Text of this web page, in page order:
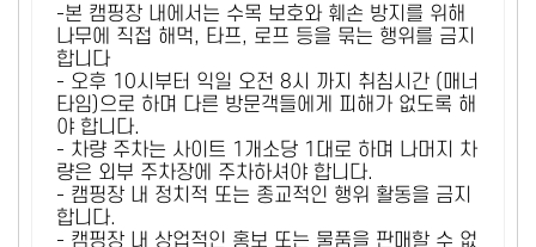
-본 캠핑장 내에서는 수목 보호와 훼손 방지를 위해
나무에 직접 해먹, 타프, 로프 등을 묶는 행위를 금지
합니다
- 오후 10시부터 익일 오전 8시 까지 취침시간 (매너
타임)으로 하며 다른 방문객들에게 피해가 없도록 해
야 합니다.
- 차량 주차는 사이트 1개소당 1대로 하며 나머지 차
량은 외부 주차장에 주차하셔야 합니다.
- 캠핑장 내 정치적 또는 종교적인 행위 활동을 금지
합니다.
- 캠핑장 내 상업적인 홍보 또는 물품을 판매할 수 없